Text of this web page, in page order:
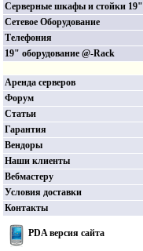
Серверные шкафы и стойки 19"
Сетевое Оборудование
Телефония
19" оборудование @-Rack
Аренда серверов
Форум
Статьи
Гарантия
Вендоры
Наши клиенты
Вебмастеру
Условия доставки
Контакты
PDA версия сайта